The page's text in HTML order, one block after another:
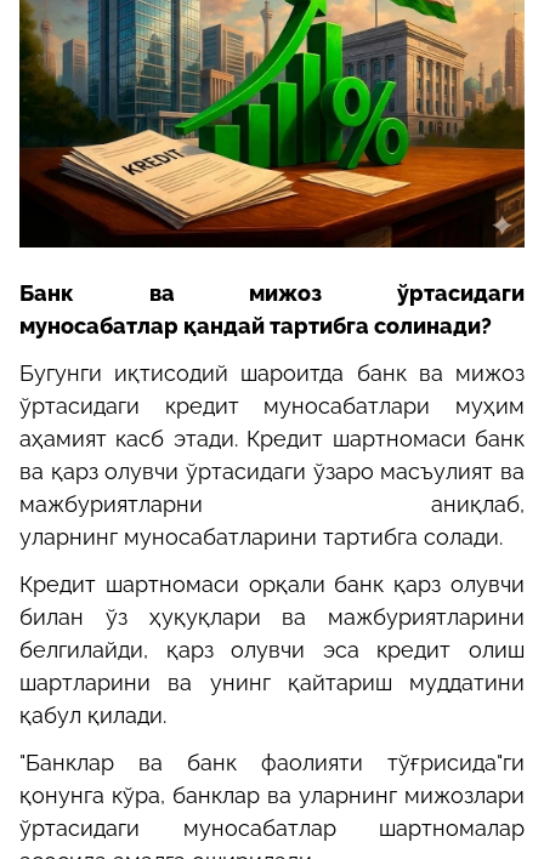
Банк ва мижоз ўртасидаги
муносабатлар қандай тартибга солинади?
Бугунги иқтисодий шароитда банк ва мижоз
ўртасидаги кредит муносабатлари муҳим
аҳамият касб этади. Кредит шартномаси банк
ва қарзолувчи ўртасидаги ўзаро масъулият ва
мажбуриятларни аниқлаб,
уларнинг муносабатларини тартибга солади.
Кредит шартномаси орқали банк қарз олувчи
билан ўз ҳуқуқлари ва мажбуриятларини
белгилайди, қарз олувчи эса кредит олиш
шартларини ва унинг қайтариш муддатини
қабул қилади.
"Банклар ва банк фаолияти тўғрисида"ги
қонунга кўра, банклар ва уларнинг мижозлари
ўртасидаги муносабатлар шартномалар